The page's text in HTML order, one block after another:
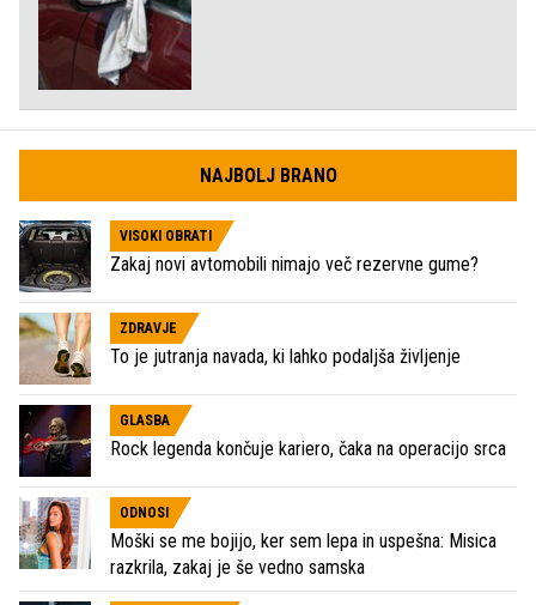
NAJBOLJ BRANO
VISOKI OBRATI
Zakaj novi avtomobili nimajo več rezervne gume?
ZDRAVJE
To je jutranja navada, ki lahko podaljša življenje
GLASBA
Rock legenda končuje kariero, čaka na operacijo srca
ODNOSI
Moški se me bojijo, ker sem lepa in uspešna: Misica
razkrila, zakaj je še vedno samska